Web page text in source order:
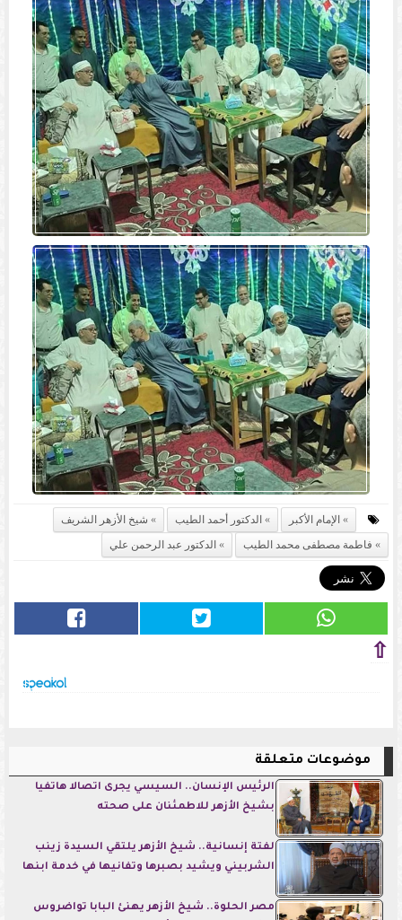
الإمام الأكبر الدكتور أحمد الطيب
شيخ الأزهر الشريف
فاطمة مصطفى محمد الطيب
الدكتور عبد الرحمن علي
⇧
موضوعات متعلقة
الرئيس الإنسان.. السيسي يجرى اتصالا هاتفيا
بشيخ الأزهر للاطمئنان على صحته
لفتة إنسانية.. شيخ الأزهر يلتقي السيدة زينب
الشربيني ويشيد بصبرها وتفانيها في خدمة ابنها
مصر الحلوة.. شيخ الأزهر يهنئ البابا تواضروس